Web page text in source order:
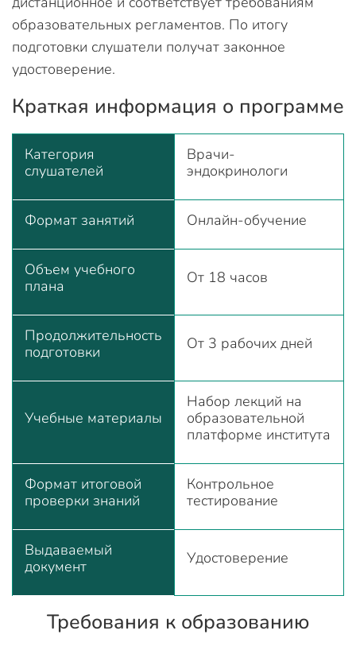
образовательных регламентов. По итогу
подготовки слушатели получат законное
удостоверение.
Краткая информация о программе
Категория
слушателей
Врачи-
эндокринологи
Формат занятий Онлайн-обучение
Объем учебного
плана
От 18 часов
Продолжительность
подготовки
От 3 рабочих дней
Учебные материалы
Набор лекций на
образовательной
платформе института
Формат итоговой
проверки знаний
Контрольное
тестирование
Выдаваемый
документ
Удостоверение
Требования к образованию